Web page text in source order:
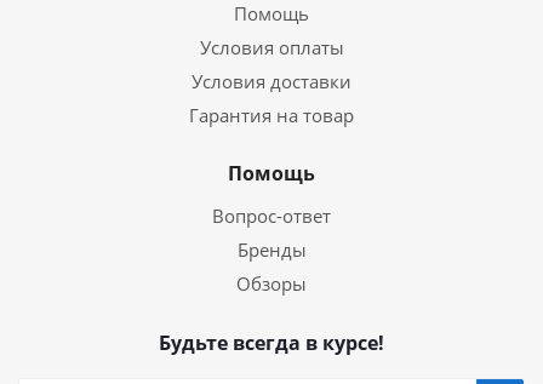
Помощь
Условия оплаты
Условия доставки
Гарантия на товар
Помощь
Вопрос-ответ
Бренды
Обзоры
Будьте всегда в курсе!